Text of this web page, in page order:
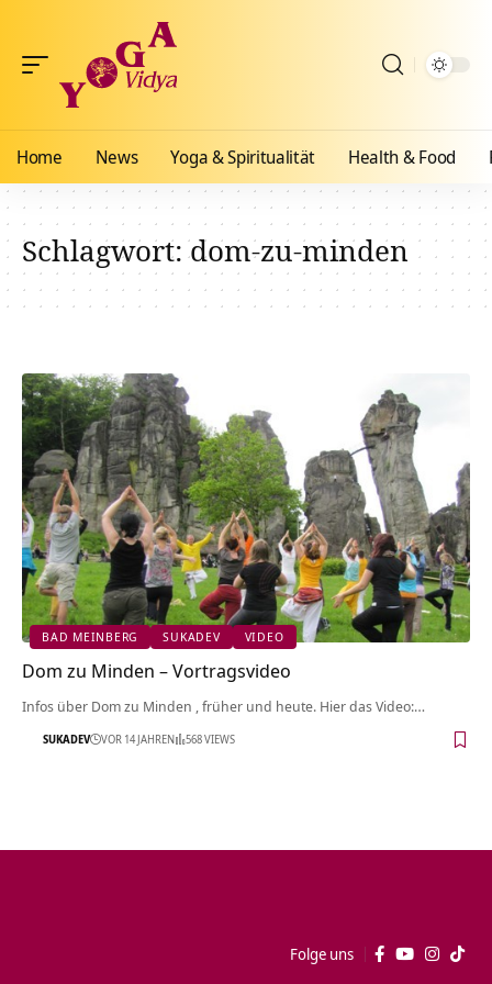
Home News Yoga & Spiritualität Health & Food
Schlagwort:dom-zu-minden
BAD MEINBERG SUKADEV VIDEO
Dom zu Minden‏‎ – Vortragsvideo
Infos über Dom zu Minden‏‎ , früher und heute. Hier das Video:…
SUKADEV VOR 14 JAHREN 568 VIEWS
Folge uns